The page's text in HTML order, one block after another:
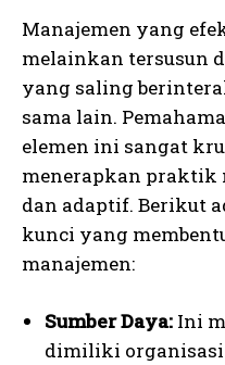
Manajemen yang
melainkan tersusun
yang saling
sama lain.
elemen ini sangat
menerapkan praktik
dan adaptif. Berikut
kunci yang
manajemen:
Sumber Daya: Ini
dimiliki organisasi